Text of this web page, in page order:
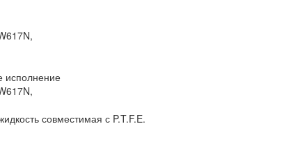
исполнение
совместимая с P.T.F.E.